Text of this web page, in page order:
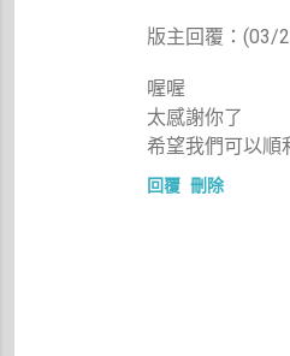
版主回覆：(03/
喔喔
太感謝你了
希望我們可以順
回覆 刪除